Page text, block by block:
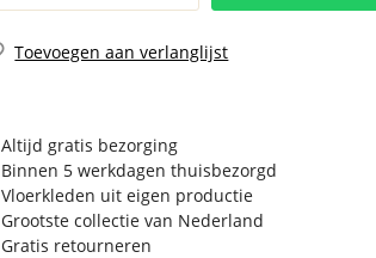
Toevoegen aan verlanglijst
Altijd gratis bezorging
Binnen 5 werkdagen thuisbezorgd
Vloerkleden uit eigen productie
Grootste collectie van Nederland
Gratis retourneren